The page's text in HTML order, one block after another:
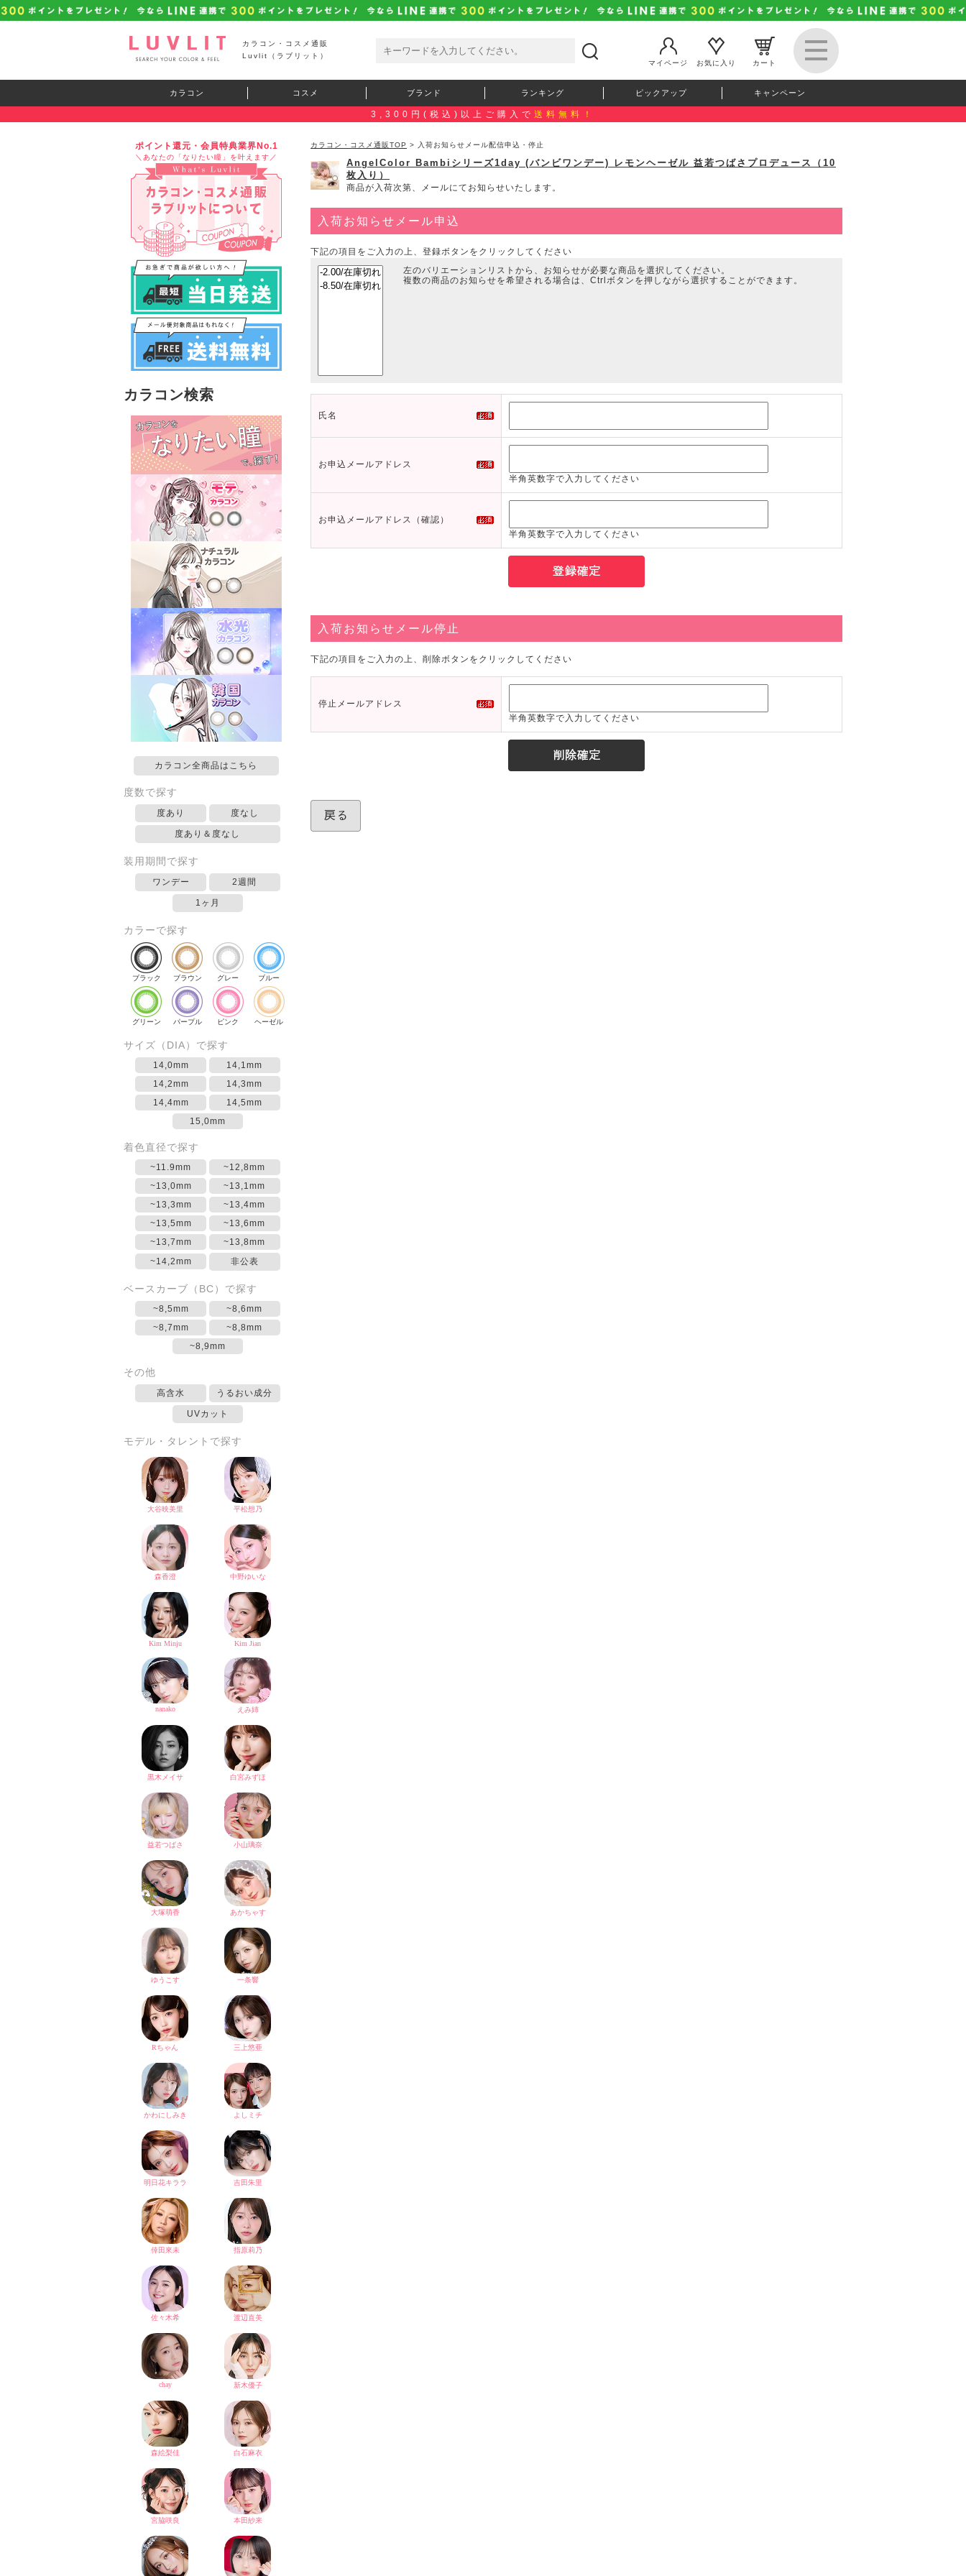
カラコン・コスメ通販
Luvlit（ラブリット）
マイページ
お気に入り カート
カラコン コスメ ブランド ランキング ピックアップ キャンペーン
3,300円(税込)以上ご購入で 送料無料！
ポイント還元・会員特典業界No.1
＼あなたの「なりたい瞳」を叶えます／
カラコン検索
カラコン全商品はこちら
度数で探す
度あり 度なし
度あり＆度なし
装用期間で探す
ワンデー 2週間
1ヶ月
カラーで探す
ブラック ブラウン グレー ブルー
グリーン パープル ピンク ヘーゼル
サイズ（DIA）で探す
14,0mm
14,1mm
14,2mm
14,3mm
14,4mm
14,5mm
15,0mm
着色直径で探す
~11.9mm
~12,8mm
~13,0mm
~13,1mm
~13,3mm
~13,4mm
~13,5mm
~13,6mm
~13,7mm
~13,8mm
~14,2mm
非公表
ベースカーブ（BC）で探す
~8,5mm
~8,6mm
~8,7mm
~8,8mm
~8,9mm
その他
高含水 うるおい成分
UVカット
モデル・タレントで探す
カラコン・コスメ通販TOP > 入荷お知らせメール配信申込・停止
AngelColor Bambiシリーズ1day (バンビワンデー) レモンヘーゼル 益若つばさプロデュース（10
枚入り）
商品が入荷次第、メールにてお知らせいたします。
入荷お知らせメール申込
下記の項目をご入力の上、登録ボタンをクリックしてください
左のバリエーションリストから、お知らせが必要な商品を選択してください。
複数の商品のお知らせを希望される場合は、Ctrlボタンを押しながら選択することができます。
氏名
お申込メールアドレス
半角英数字で入力してください
お申込メールアドレス（確認）
半角英数字で入力してください
入荷お知らせメール停止
下記の項目をご入力の上、削除ボタンをクリックしてください
停止メールアドレス
半角英数字で入力してください